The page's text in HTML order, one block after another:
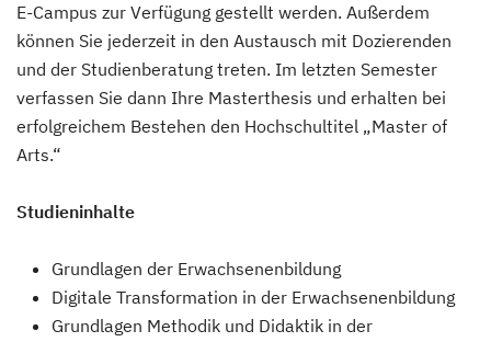
E-Campus zur Verfügung gestellt werden. Außerdem
können Sie jederzeit in den Austausch mit Dozierenden
und der Studienberatung treten. Im letzten Semester
verfassen Sie dann Ihre Masterthesis und erhalten bei
erfolgreichem Bestehen den Hochschultitel „Master of
Arts.“
Studieninhalte
Grundlagen der Erwachsenenbildung
Digitale Transformation in der Erwachsenenbildung
Grundlagen Methodik und Didaktik in der